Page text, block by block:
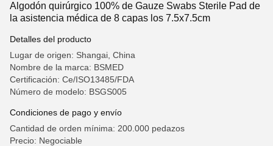
Algodón quirúrgico 100% de Gauze Swabs Sterile Pad de
la asistencia médica de 8 capas los 7.5x7.5cm
Detalles del producto
Lugar de origen: Shangai, China
Nombre de la marca: BSMED
Certificación: Ce/ISO13485/FDA
Número de modelo: BSGS005
Condiciones de pago y envío
Cantidad de orden mínima: 200.000 pedazos
Precio: Negociable